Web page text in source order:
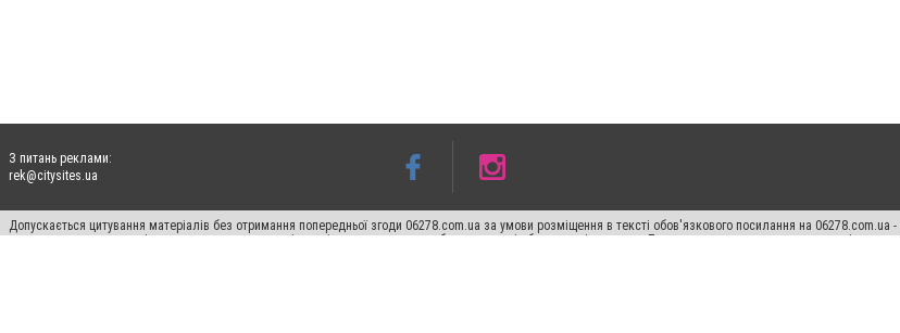
З питань реклами:
rek@citysites.ua
Допускається цитування матеріалів без отримання попередньої згоди 06278.com.ua за умови розміщення в тексті обов'язкового посилання на
для пошукових систем гіперпосилання на цитовані статті не нижче другого абзацу в тексті або в якості джерела. Порушення виняткових прав